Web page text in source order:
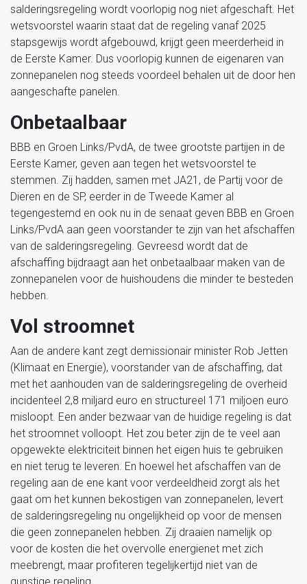
salderingsregeling wordt voorlopig nog niet afgeschaft. Het
wetsvoorstel waarin staat dat de regeling vanaf 2025
stapsgewijs wordt afgebouwd, krijgt geen meerderheid in
de Eerste Kamer. Dus voorlopig kunnen de eigenaren van
zonnepanelen nog steeds voordeel behalen uit de door hen
aangeschafte panelen.
Onbetaalbaar
BBB en Groen Links/PvdA, de twee grootste partijen in de
Eerste Kamer, geven aan tegen het wetsvoorstel te
stemmen. Zij hadden, samen met JA21, de Partij voor de
Dieren en de SP, eerder in de Tweede Kamer al
tegengestemd en ook nu in de senaat geven BBB en Groen
Links/PvdA aan geen voorstander te zijn van het afschaffen
van de salderingsregeling. Gevreesd wordt dat de
afschaffing bijdraagt aan het onbetaalbaar maken van de
zonnepanelen voor de huishoudens die minder te besteden
hebben.
Vol stroomnet
Aan de andere kant zegt demissionair minister Rob Jetten
(Klimaat en Energie), voorstander van de afschaffing, dat
met het aanhouden van de salderingsregeling de overheid
incidenteel 2,8 miljard euro en structureel 171 miljoen euro
misloopt. Een ander bezwaar van de huidige regeling is dat
het stroomnet volloopt. Het zou beter zijn de te veel aan
opgewekte elektriciteit binnen het eigen huis te gebruiken
en niet terug te leveren. En hoewel het afschaffen van de
regeling aan de ene kant voor verdeeldheid zorgt als het
gaat om het kunnen bekostigen van zonnepanelen, levert
de salderingsregeling nu ongelijkheid op voor de mensen
die geen zonnepanelen hebben. Zij draaien namelijk op
voor de kosten die het overvolle energienet met zich
meebrengt, maar profiteren tegelijkertijd niet van de